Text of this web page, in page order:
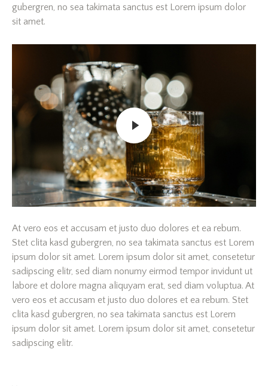
gubergren, no sea takimata sanctus est Lorem ipsum dolor
sit amet.
At vero eos et accusam et justo duo dolores et ea rebum.
Stet clita kasd gubergren, no sea takimata sanctus est Lorem
ipsum dolor sit amet. Lorem ipsum dolor sit amet, consetetur
sadipscing elitr, sed diam nonumy eirmod tempor invidunt ut
labore et dolore magna aliquyam erat, sed diam voluptua. At
vero eos et accusam et justo duo dolores et ea rebum. Stet
clita kasd gubergren, no sea takimata sanctus est Lorem
ipsum dolor sit amet. Lorem ipsum dolor sit amet, consetetur
sadipscing elitr.